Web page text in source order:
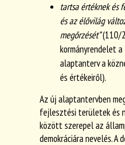
tartsa értéknek és
és az élővilág
megőrzését”(110/
kormányrendelet
alaptanterv a
és értékeiről).
Az új alaptantervben
fejlesztési területek és
között szerepel az
demokráciára nevelés. A